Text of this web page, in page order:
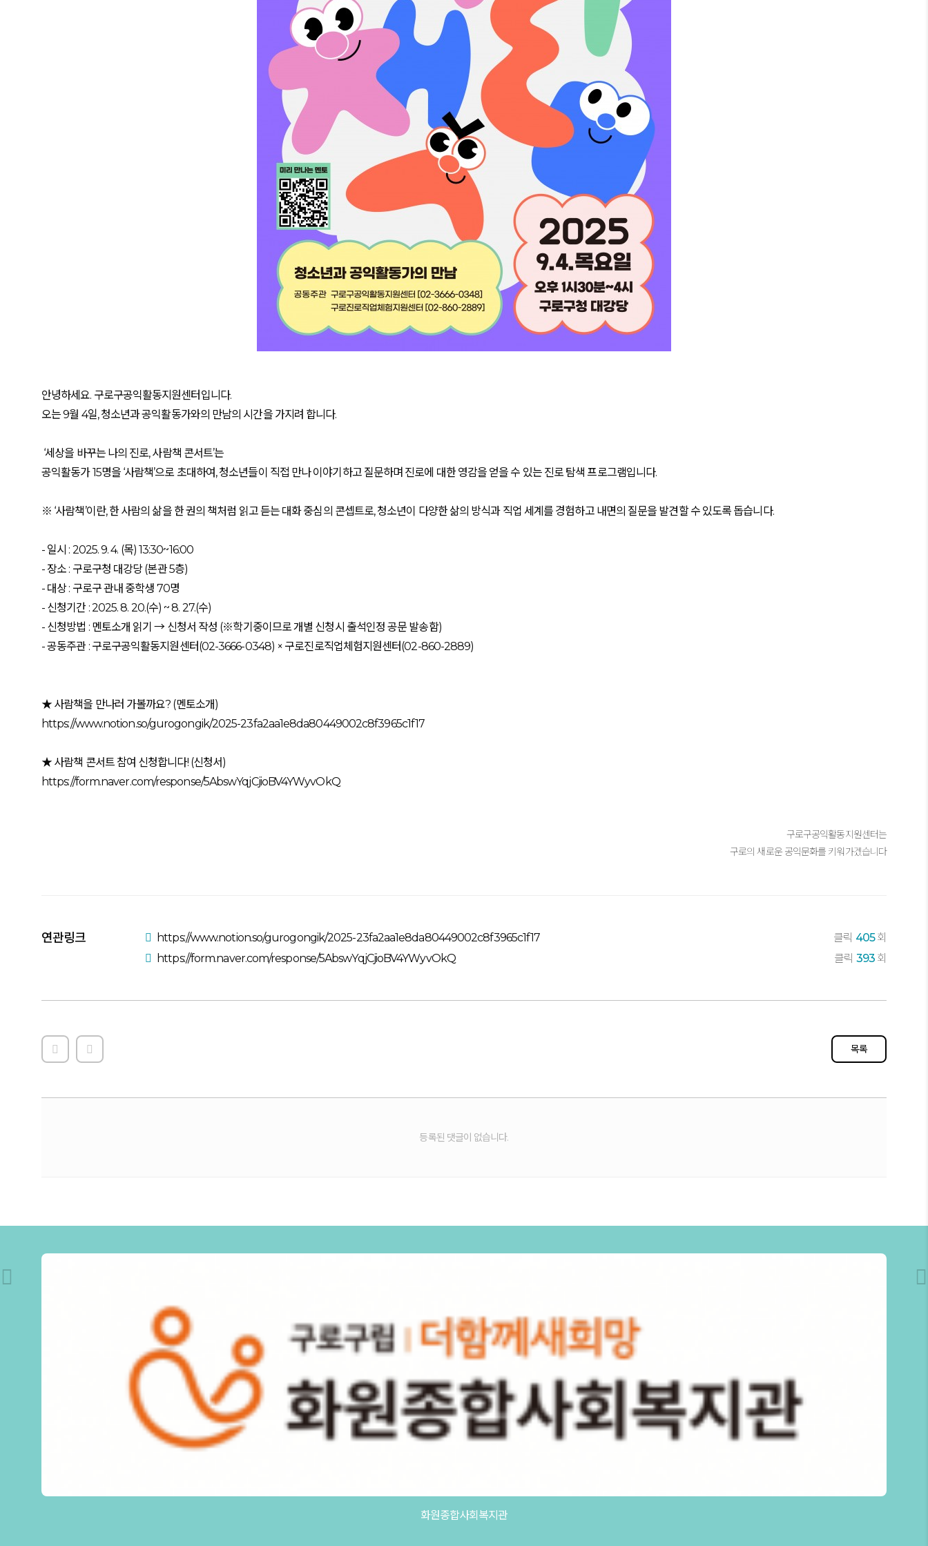
안녕하세요. 구로구공익활동지원센터입니다.
오는 9월 4일, 청소년과 공익활동가와의 만남의 시간을 가지려 합니다.
‘세상을 바꾸는 나의 진로, 사람책 콘서트’는
공익활동가 15명을 ‘사람책’으로 초대하여, 청소년들이 직접 만나 이야기하고 질문하며 진로에 대한 영감을 얻을 수 있는 진로 탐색 프로그램입니다.
※ ‘사람책’이란, 한 사람의 삶을 한 권의 책처럼 읽고 듣는 대화 중심의 콘셉트로, 청소년이 다양한 삶의 방식과 직업 세계를 경험하고 내면의 질문을 발견할 수 있도록 돕습니다.
- 일시 : 2025. 9. 4. (목) 13:30~16:00
- 장소 : 구로구청 대강당 (본관 5층)
- 대상 : 구로구 관내 중학생 70명
- 신청기간 : 2025. 8. 20.(수) ~ 8. 27.(수)
- 신청방법 : 멘토소개 읽기 → 신청서 작성 (※학기중이므로 개별 신청시 출석인정 공문 발송함)
- 공동주관 : 구로구공익활동지원센터(02-3666-0348) × 구로진로직업체험지원센터(02-860-2889)
★ 사람책을 만나러 가볼까요? (멘토소개)
https://www.notion.so/gurogongik/2025-23fa2aa1e8da80449002c8f3965c1f17
★ 사람책 콘서트 참여 신청합니다! (신청서)
https://form.naver.com/response/5AbswYqjCjioBV4YWyvOkQ
구로구공익활동지원센터는
구로의 새로운 공익문화를 키워가겠습니다
연관링크 https://www.notion.so/gurogongik/2025-23fa2aa1e8da80449002c8f3965c1f17 클릭 405회
https://form.naver.com/response/5AbswYqjCjioBV4YWyvOkQ
클릭 393회
목록
센터 이전 일정 변경에 따른 공간 대관 운영 중단 안내
등록된 댓글이 없습니다.
화원종합사회복지관